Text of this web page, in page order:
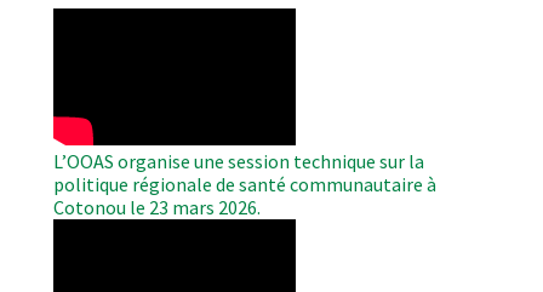
L’OOAS organise une session technique sur la
politique régionale de santé communautaire à
Cotonou le 23 mars 2026.